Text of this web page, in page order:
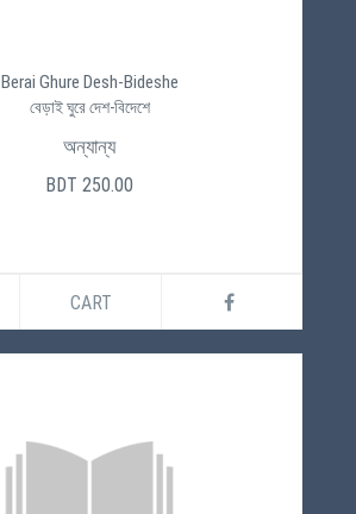
Berai Ghure Desh-Bideshe
বেড়াই ঘুরে দেশ-বিদেশে
অন্যান্য
BDT 250.00
CART